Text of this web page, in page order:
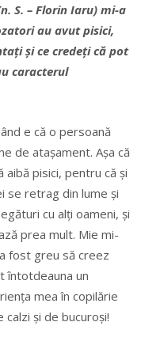
S. – Florin Iaru) mi-a
au avut pisici,
și ce credeți că pot
caracterul
e că o persoană
de atașament. Așa că
pisici, pentru că și
se retrag din lume și
cu alți oameni, și
prea mult. Mie mi-
fost greu să creez
întotdeauna un
mea în copilărie
calzi și de bucuroși!